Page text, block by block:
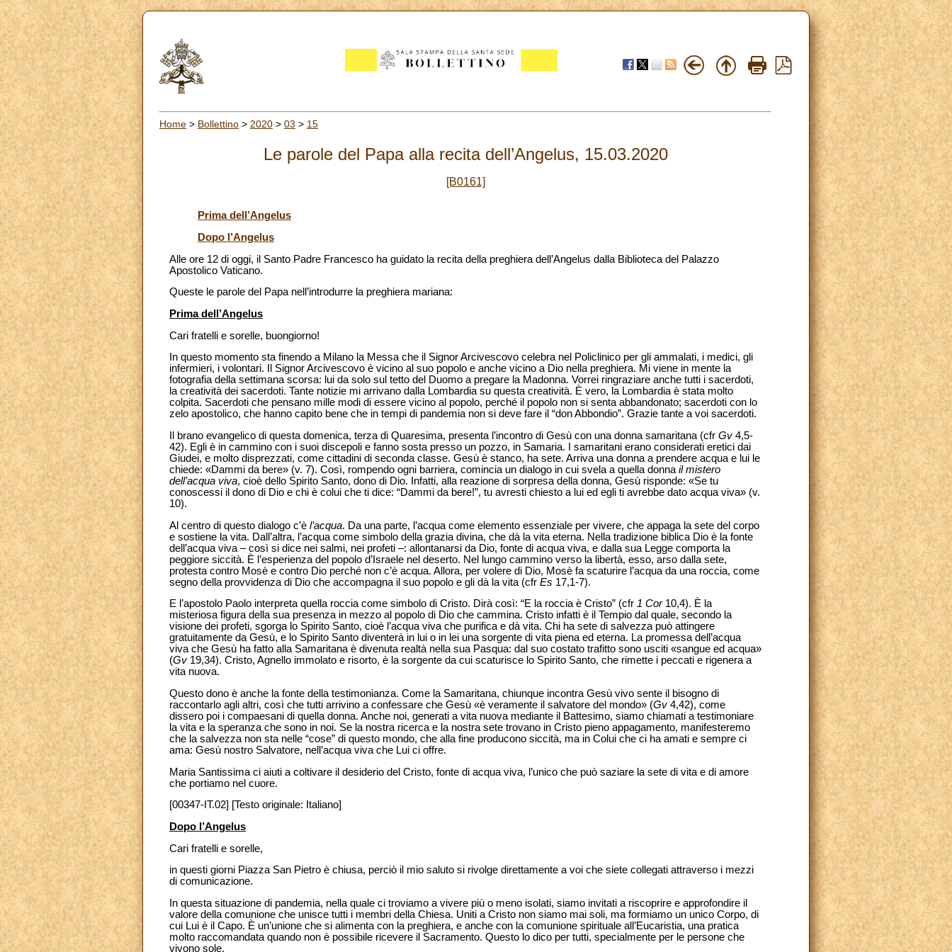
Home > Bollettino > 2020 > 03 > 15
Le parole del Papa alla recita dell’Angelus, 15.03.2020
[B0161]
Prima dell’Angelus
Dopo l’Angelus
Alle ore 12 di oggi, il Santo Padre Francesco ha guidato la recita della preghiera dell’Angelus dalla Biblioteca del Palazzo
Apostolico Vaticano.
Queste le parole del Papa nell’introdurre la preghiera mariana:
Prima dell’Angelus
Cari fratelli e sorelle, buongiorno!
In questo momento sta finendo a Milano la Messa che il Signor Arcivescovo celebra nel Policlinico per gli ammalati, i medici, gli
infermieri, i volontari. Il Signor Arcivescovo è vicino al suo popolo e anche vicino a Dio nella preghiera. Mi viene in mente la
fotografia della settimana scorsa: lui da solo sul tetto del Duomo a pregare la Madonna. Vorrei ringraziare anche tutti i sacerdoti,
la creatività dei sacerdoti. Tante notizie mi arrivano dalla Lombardia su questa creatività. È vero, la Lombardia è stata molto
colpita. Sacerdoti che pensano mille modi di essere vicino al popolo, perché il popolo non si senta abbandonato; sacerdoti con lo
zelo apostolico, che hanno capito bene che in tempi di pandemia non si deve fare il “don Abbondio”. Grazie tante a voi sacerdoti.
Il brano evangelico di questa domenica, terza di Quaresima, presenta l’incontro di Gesù con una donna samaritana (cfr Gv 4,5-
42). Egli è in cammino con i suoi discepoli e fanno sosta presso un pozzo, in Samaria. I samaritani erano considerati eretici dai
Giudei, e molto disprezzati, come cittadini di seconda classe. Gesù è stanco, ha sete. Arriva una donna a prendere acqua e lui le
chiede: «Dammi da bere» (v. 7). Così, rompendo ogni barriera, comincia un dialogo in cui svela a quella donna il mistero
dell’acqua viva, cioè dello Spirito Santo, dono di Dio. Infatti, alla reazione di sorpresa della donna, Gesù risponde: «Se tu
conoscessi il dono di Dio e chi è colui che ti dice: “Dammi da bere!”, tu avresti chiesto a lui ed egli ti avrebbe dato acqua viva» (v.
10).
Al centro di questo dialogo c’è l’acqua. Da una parte, l’acqua come elemento essenziale per vivere, che appaga la sete del corpo
e sostiene la vita. Dall’altra, l’acqua come simbolo della grazia divina, che dà la vita eterna. Nella tradizione biblica Dio è la fonte
dell’acqua viva – così si dice nei salmi, nei profeti –: allontanarsi da Dio, fonte di acqua viva, e dalla sua Legge comporta la
peggiore siccità. È l’esperienza del popolo d’Israele nel deserto. Nel lungo cammino verso la libertà, esso, arso dalla sete,
protesta contro Mosè e contro Dio perché non c’è acqua. Allora, per volere di Dio, Mosè fa scaturire l’acqua da una roccia, come
segno della provvidenza di Dio che accompagna il suo popolo e gli dà la vita (cfr Es 17,1-7).
E l’apostolo Paolo interpreta quella roccia come simbolo di Cristo. Dirà così: “E la roccia è Cristo” (cfr 1 Cor10,4). È la
misteriosa figura della sua presenza in mezzo al popolo di Dio che cammina. Cristo infatti è il Tempio dal quale, secondo la
visione dei profeti, sgorga lo Spirito Santo, cioè l’acqua viva che purifica e dà vita. Chi ha sete di salvezza può attingere
gratuitamente da Gesù, e lo Spirito Santo diventerà in lui o in lei una sorgente di vita piena ed eterna. La promessa dell’acqua
viva che Gesù ha fatto alla Samaritana è divenuta realtà nella sua Pasqua: dal suo costato trafitto sono usciti «sangue ed acqua»
(Gv 19,34). Cristo, Agnello immolato e risorto, è la sorgente da cui scaturisce lo Spirito Santo, che rimette i peccati e rigenera a
vita nuova.
Questo dono è anche la fonte della testimonianza. Come la Samaritana, chiunque incontra Gesù vivo sente il bisogno di
raccontarlo agli altri, così che tutti arrivino a confessare che Gesù «è veramente il salvatore del mondo» (Gv 4,42), come
dissero poi i compaesani di quella donna. Anche noi, generati a vita nuova mediante il Battesimo, siamo chiamati a testimoniare
la vita e la speranza che sono in noi. Se la nostra ricerca e la nostra sete trovano in Cristo pieno appagamento, manifesteremo
che la salvezza non sta nelle “cose” di questo mondo, che alla fine producono siccità, ma in Colui che ci ha amati e sempre ci
ama: Gesù nostro Salvatore, nell’acqua viva che Lui ci offre.
Maria Santissima ci aiuti a coltivare il desiderio del Cristo, fonte di acqua viva, l’unico che può saziare la sete di vita e di amore
che portiamo nel cuore.
[00347-IT.02] [Testo originale: Italiano]
Dopo l’Angelus
Cari fratelli e sorelle,
in questi giorni Piazza San Pietro è chiusa, perciò il mio saluto si rivolge direttamente a voi che siete collegati attraverso i mezzi
di comunicazione.
In questa situazione di pandemia, nella quale ci troviamo a vivere più o meno isolati, siamo invitati a riscoprire e approfondire il
valore della comunione che unisce tutti i membri della Chiesa. Uniti a Cristo non siamo mai soli, ma formiamo un unico Corpo, di
cui Lui è il Capo. È un’unione che si alimenta con la preghiera, e anche con la comunione spirituale all’Eucaristia, una pratica
molto raccomandata quando non è possibile ricevere il Sacramento. Questo lo dico per tutti, specialmente per le persone che
vivono sole.